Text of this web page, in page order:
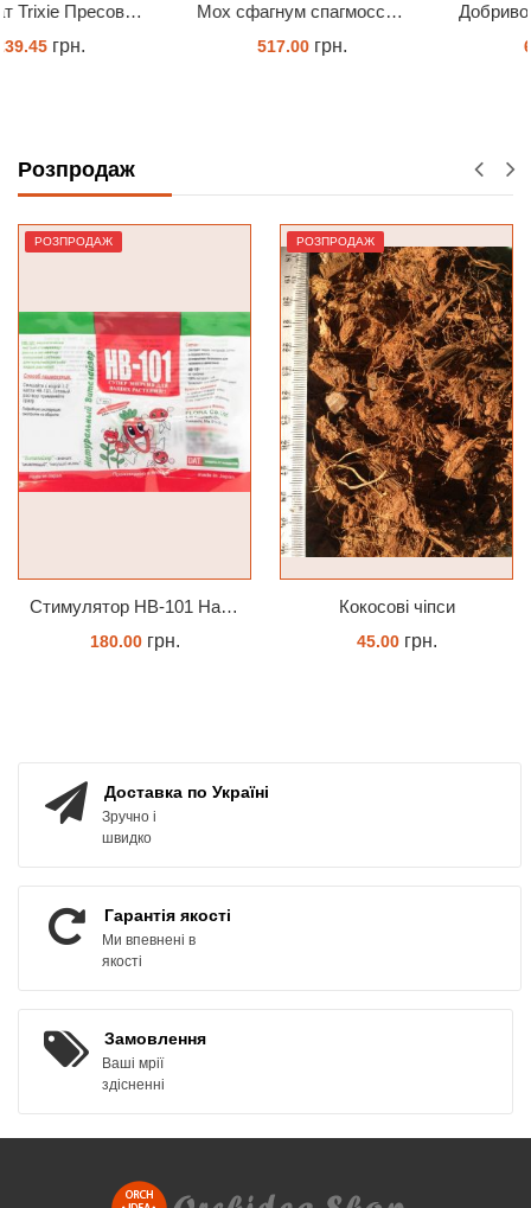
Мох сфагнум спагмосс spagmoss besgrow прессований новозеландський. Заводське пакування 100 грамм Добриво Супер Рост Peters Hi Nitro 30-10-10 + мікроелементи
Розпродаж
РОЗПРОДАЖ
Стимулятор HB-101 Натуральний віталайзер 6 мл
180.00грн.
РОЗПРОДАЖ
Кокосові чіпси
45.00грн.
Доставка по Україні
Зручно і
швидко
Гарантія якості
Ми впевнені в
якості
Замовлення
Ваші мрії
здісненні